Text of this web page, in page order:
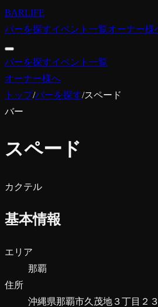
BARLIFE
バーを探すイベント一覧オーナー様
バーを探すイベント一覧
オーナー様へ
トップ/バーを探す/スペード
バー
スペード
カクテル
基本情報
エリア
那覇
住所
沖縄県那覇市久茂地３丁目２